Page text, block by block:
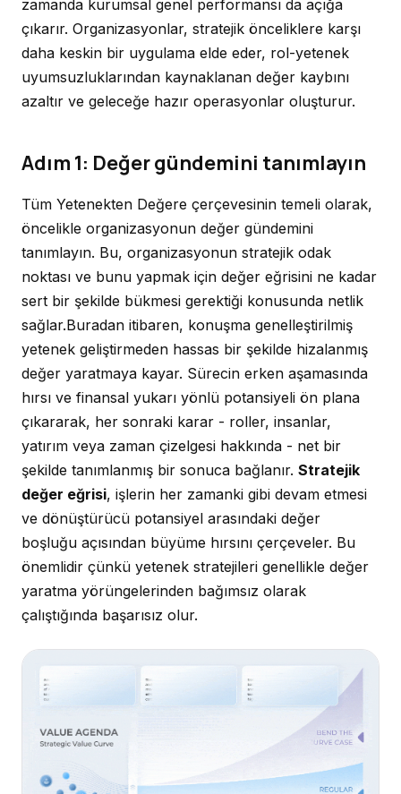
zamanda kurumsal genel performansı da açığa
çıkarır. Organizasyonlar, stratejik önceliklere karşı
daha keskin bir uygulama elde eder, rol-yetenek
uyumsuzluklarından kaynaklanan değer kaybını
azaltır ve geleceğe hazır operasyonlar oluşturur.
Adım 1: Değer gündemini tanımlayın
Tüm Yetenekten Değere çerçevesinin temeli olarak,
öncelikle organizasyonun değer gündemini
tanımlayın. Bu, organizasyonun stratejik odak
noktası ve bunu yapmak için değer eğrisini ne kadar
sert bir şekilde bükmesi gerektiği konusunda netlik
sağlar.Buradan itibaren, konuşma genelleştirilmiş
yetenek geliştirmeden hassas bir şekilde hizalanmış
değer yaratmaya kayar. Sürecin erken aşamasında
hırsı ve finansal yukarı yönlü potansiyeli ön plana
çıkararak, her sonraki karar - roller, insanlar,
yatırım veya zaman çizelgesi hakkında - net bir
şekilde tanımlanmış bir sonuca bağlanır. Stratejik
değer eğrisi, işlerin her zamanki gibi devam etmesi
ve dönüştürücü potansiyel arasındaki değer
boşluğu açısından büyüme hırsını çerçeveler. Bu
önemlidir çünkü yetenek stratejileri genellikle değer
yaratma yörüngelerinden bağımsız olarak
çalıştığında başarısız olur.